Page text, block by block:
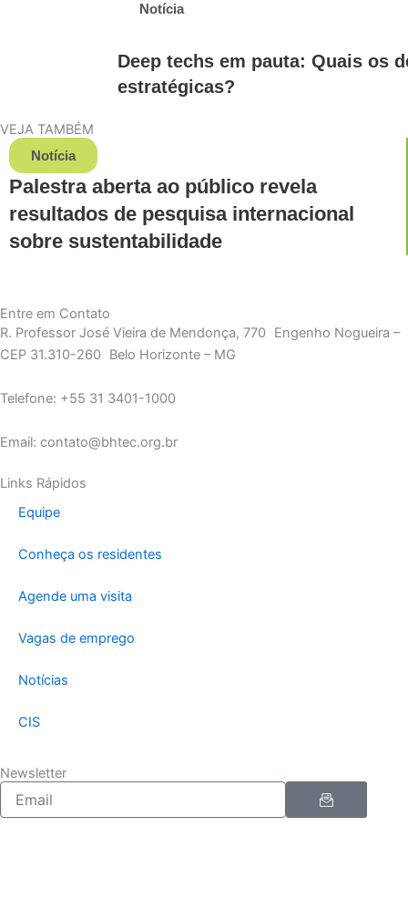
Notícia
Deep techs em pauta: Quais os
estratégicas?
VEJA TAMBÉM
Notícia
Palestra aberta ao público revela
resultados de pesquisa internacional
sobre sustentabilidade
Entre em Contato
R. Professor José Vieira de Mendonça, 770 Engenho Nogueira –
CEP 31.310-260 Belo Horizonte – MG
Telefone: +55 31 3401-1000
Email: contato@bhtec.org.br
Links Rápidos
Equipe
Conheça os residentes
Agende uma visita
Vagas de emprego
Notícias
CIS
Newsletter
Enviar